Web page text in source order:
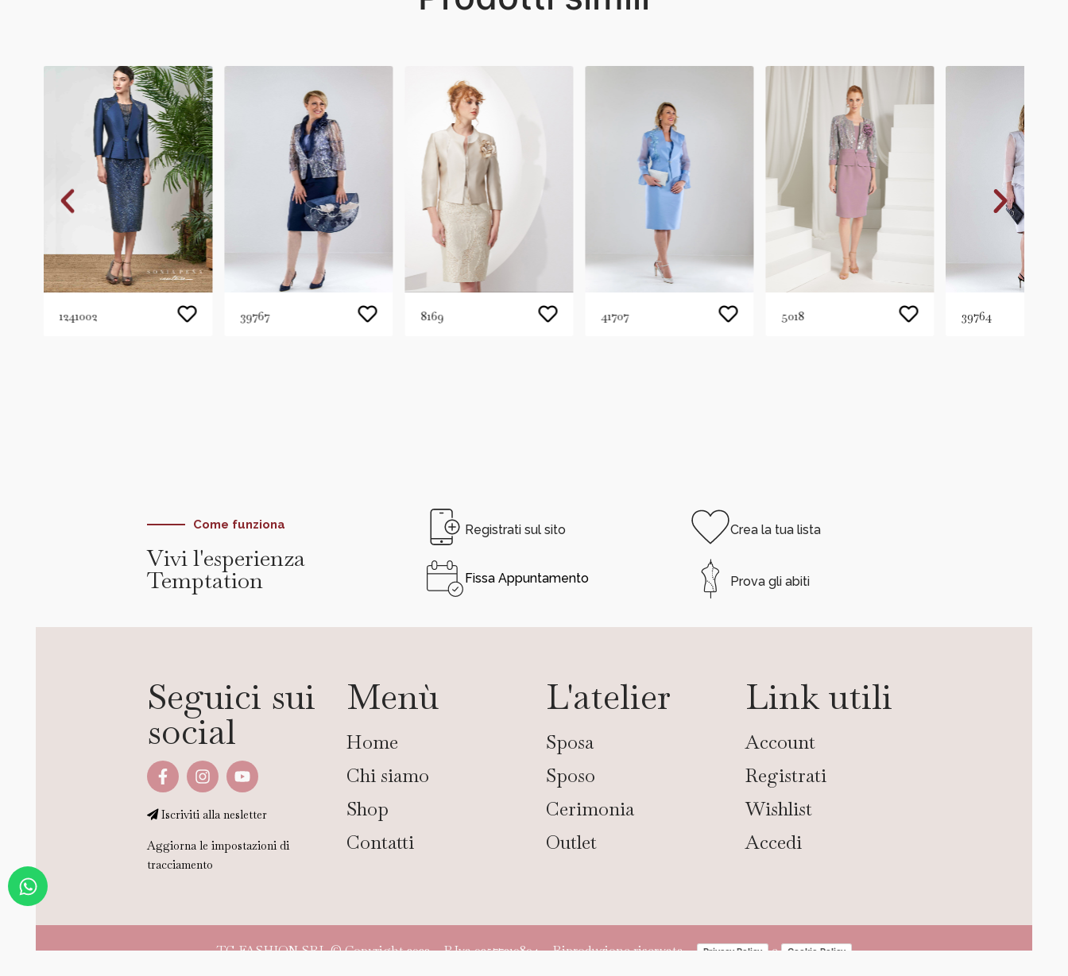
1241002 39767 8169 41707 5018 39764
Come funziona
Vivi l'esperienza
Temptation
Registrati sul sito
Fissa Appuntamento
Crea la tua lista
Prova gli abiti
Seguici sui
social
Iscriviti alla nesletter
Aggiorna le impostazioni di
tracciamento
Menù
Home
Chi siamo
Shop
Contatti
L'atelier
Sposa
Sposo
Cerimonia
Outlet
Link utili
Account
Registrati
Wishlist
Accedi
TG FASHION SRL © Copyright 2022 – P.Iva 02577310804 – Riproduzione riservata – Privacy Policy e Cookie Policy